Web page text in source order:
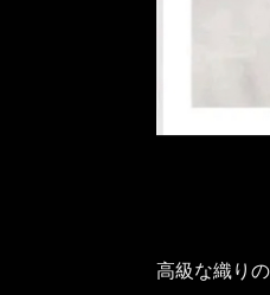
高級な織り